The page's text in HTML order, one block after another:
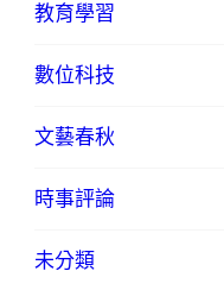
教育學習
數位科技
文藝春秋
時事評論
未分類